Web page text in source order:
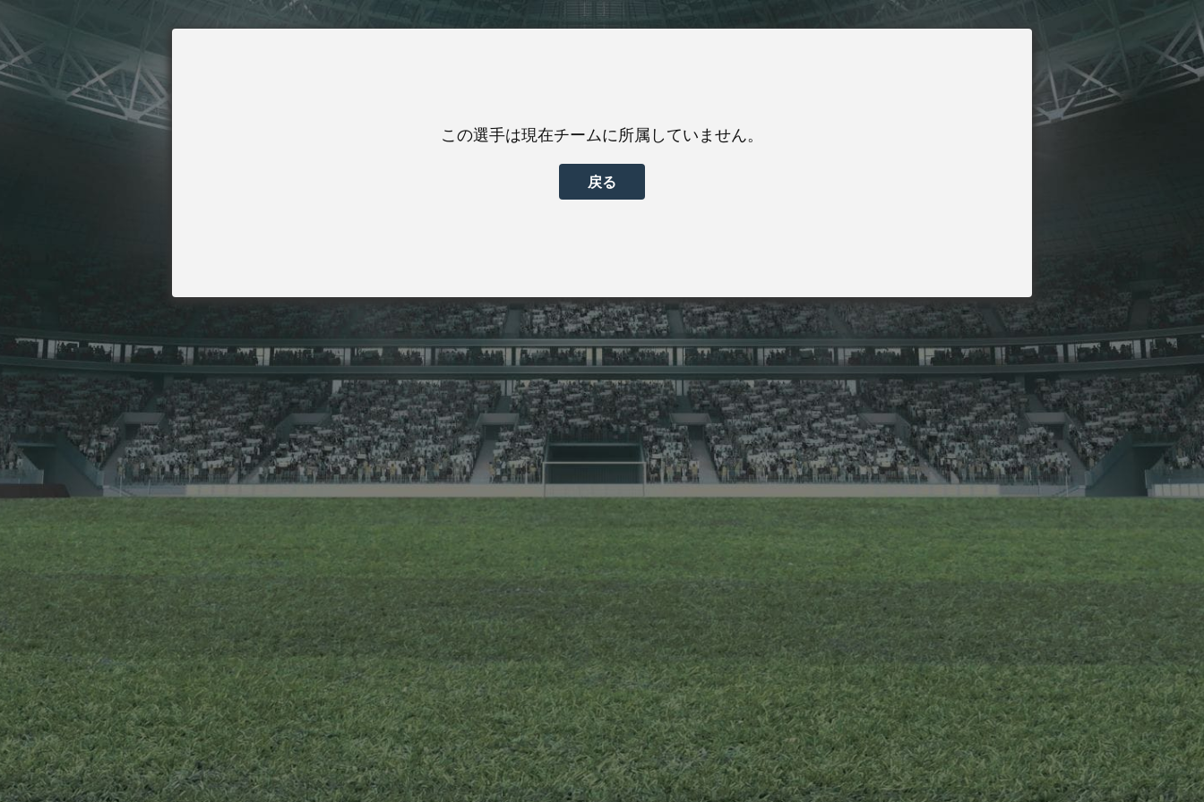
この選手は現在チームに所属していません。
戻る